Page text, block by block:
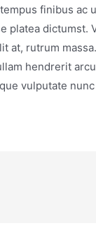
finibus ac
platea dictumst.
at, rutrum
hendrerit
vulputate